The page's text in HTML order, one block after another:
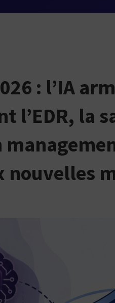
: l’IA
l’EDR, la
nouvelles